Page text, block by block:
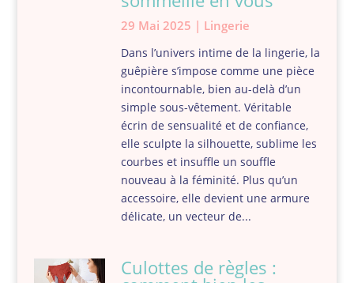
29 Mai 2025 | Lingerie
Dans l’univers intime de la lingerie, la
guêpière s’impose comme une pièce
incontournable, bien au-delà d’un
simple sous-vêtement. Véritable
écrin de sensualité et de confiance,
elle sculpte la silhouette, sublime les
courbes et insuffle un souffle
nouveau à la féminité. Plus qu’un
accessoire, elle devient une armure
délicate, un vecteur de...
Culottes de règles :